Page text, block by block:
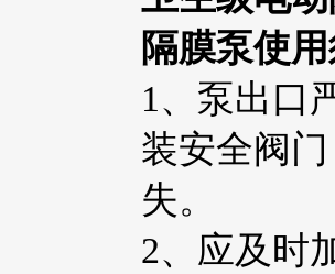
隔膜泵使
1、泵出口
装安全阀
失。
2、应及时